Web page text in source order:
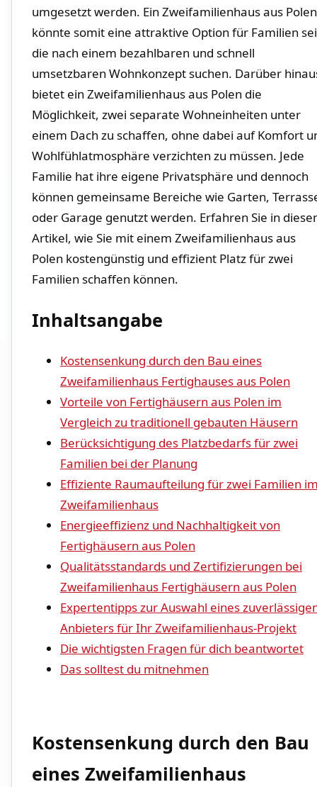
umgesetzt werden. Ein ‍Zweifamilienhaus aus Polen
könnte somit eine attraktive Option für Familien
die‌ nach einem bezahlbaren und schnell
umsetzbaren Wohnkonzept suchen. Darüber⁤
bietet ein Zweifamilienhaus aus Polen ⁢die
Möglichkeit, zwei separate Wohneinheiten unter
einem⁣ Dach zu schaffen, ohne dabei auf Komfort
‌Wohlfühlatmosphäre verzichten zu müssen. ‌Jede
Familie hat ihre eigene Privatsphäre⁢ und ‌dennoch
können gemeinsame Bereiche wie Garten,
oder Garage genutzt werden. Erfahren Sie in
Artikel, wie Sie ​mit einem Zweifamilienhaus aus
Polen kostengünstig und effizient Platz für zwei
Familien schaffen können.
Inhaltsangabe
Kostensenkung durch⁤ den ‌Bau eines
Zweifamilienhaus Fertighauses aus Polen
Vorteile ‍von Fertighäusern aus ⁢Polen im
Vergleich zu traditionell gebauten⁢ Häusern
Berücksichtigung des Platzbedarfs für ​zwei
Familien bei der Planung
Effiziente Raumaufteilung für zwei Familien
Zweifamilienhaus
Energieeffizienz‌ und Nachhaltigkeit von
Fertighäusern aus⁢ Polen
Qualitätsstandards und⁢ Zertifizierungen bei
Zweifamilienhaus Fertighäusern aus Polen
Expertentipps zur ​Auswahl eines
Anbieters für Ihr Zweifamilienhaus-Projekt
Die wichtigsten Fragen ⁢für dich beantwortet
Das solltest ⁤du mitnehmen
Kostensenkung durch ⁢den Bau
eines ⁢Zweifamilienhaus